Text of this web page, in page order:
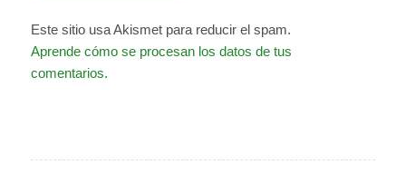
Este sitio usa Akismet para reducir el spam.
Aprende cómo se procesan los datos de tus
comentarios.